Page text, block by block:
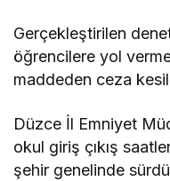
Gerçekleştirilen
öğrencilere yol
maddeden ceza
Düzce İl Emniyet
okul giriş çıkış
şehir genelinde